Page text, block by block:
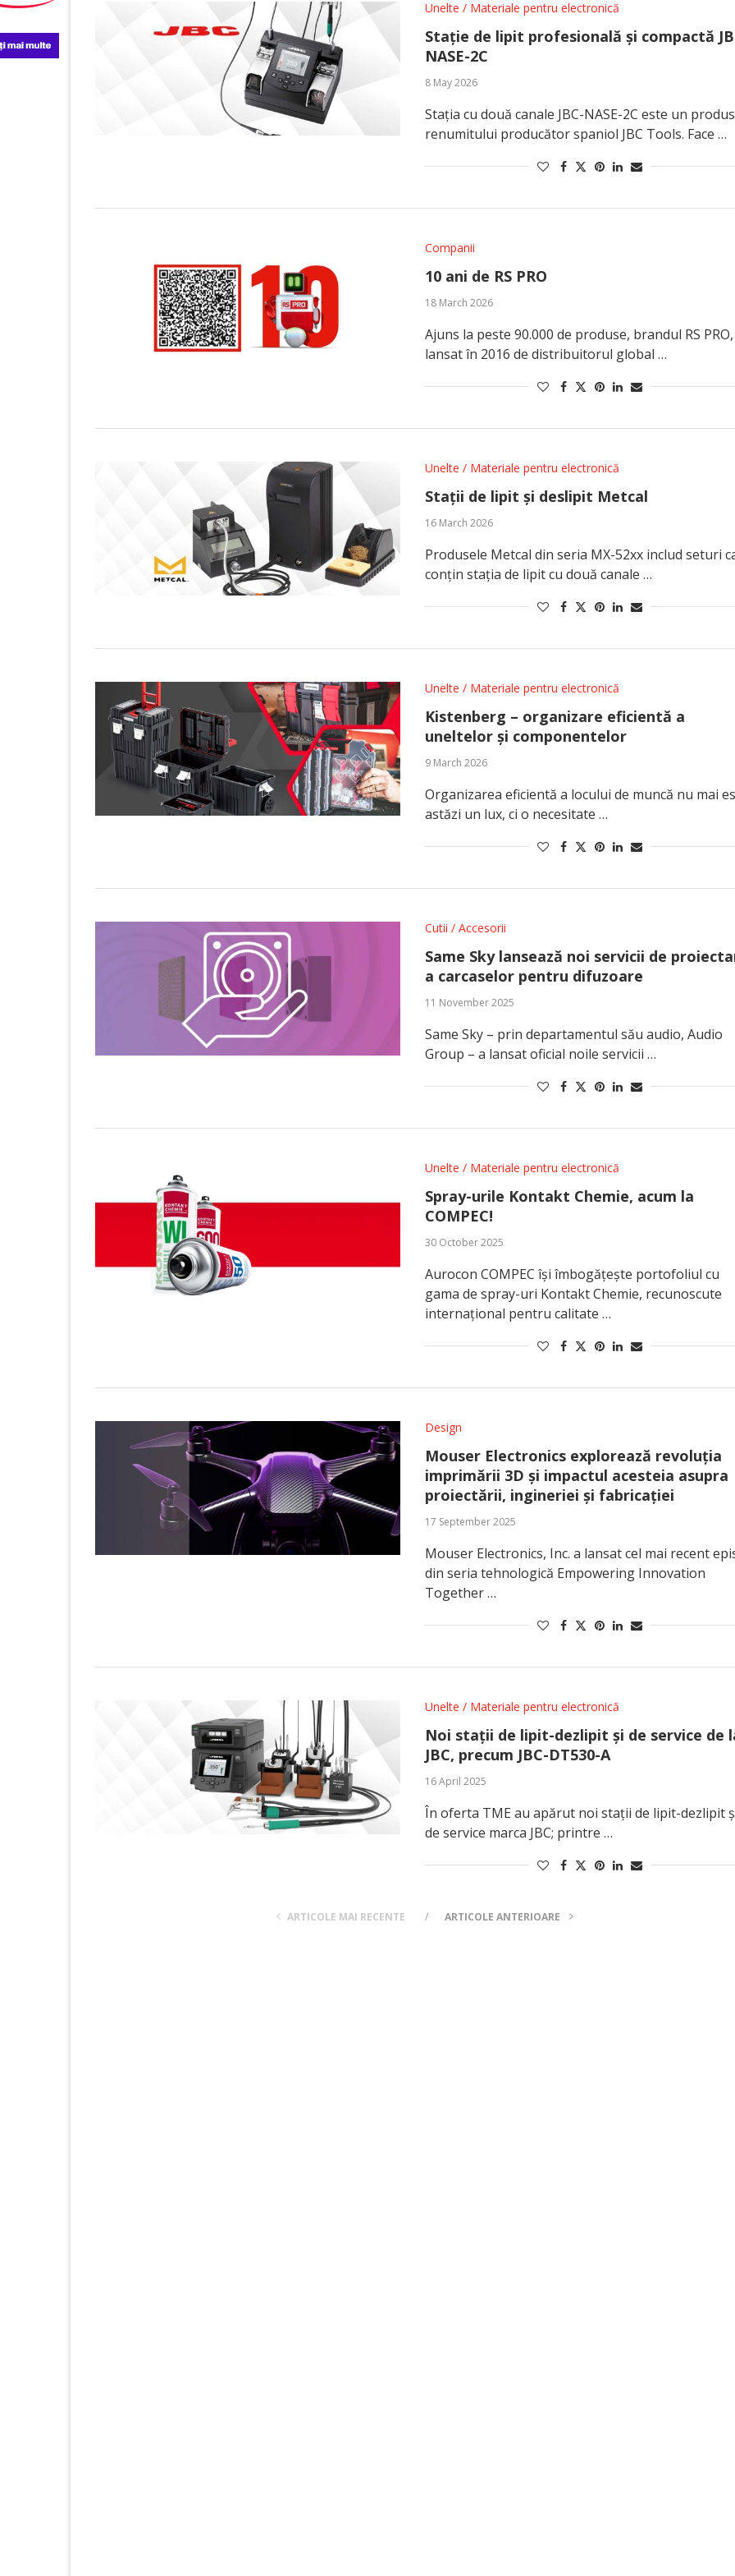
Unelte / Materiale pentru electronică
Stație de lipit profesională și compactă
NASE-2C
8 May 2026
Stația cu două canale JBC-NASE-2C este un
renumitului producător spaniol JBC Tools. Face …
Companii
10 ani de RS PRO
18 March 2026
Ajuns la peste 90.000 de produse, brandul RS PRO,
lansat în 2016 de distribuitorul global …
Unelte / Materiale pentru electronică
Stații de lipit și deslipit Metcal
16 March 2026
Produsele Metcal din seria MX-52xx includ seturi
conțin stația de lipit cu două canale …
Unelte / Materiale pentru electronică
Kistenberg – organizare eficientă a
uneltelor și componentelor
9 March 2026
Organizarea eficientă a locului de muncă nu mai
astăzi un lux, ci o necesitate …
Cutii / Accesorii
Same Sky lansează noi servicii de
a carcaselor pentru difuzoare
11 November 2025
Same Sky – prin departamentul său audio, Audio
Group – a lansat oficial noile servicii …
Unelte / Materiale pentru electronică
Spray-urile Kontakt Chemie, acum la
COMPEC!
30 October 2025
Aurocon COMPEC își îmbogățește portofoliul cu
gama de spray-uri Kontakt Chemie, recunoscute
internațional pentru calitate …
Design
Mouser Electronics explorează revoluția
imprimării 3D și impactul acesteia asupra
proiectării, ingineriei și fabricației
17 September 2025
Mouser Electronics, Inc. a lansat cel mai recent
din seria tehnologică Empowering Innovation
Together …
Unelte / Materiale pentru electronică
Noi stații de lipit-dezlipit și de service de
JBC, precum JBC-DT530-A
16 April 2025
În oferta TME au apărut noi stații de lipit-dezlipit
de service marca JBC; printre …
ARTICOLE MAI RECENTE ARTICOLE ANTERIOARE